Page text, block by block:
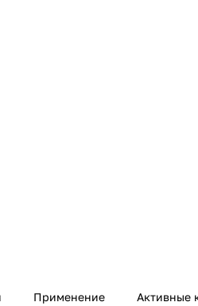
Применение Активные